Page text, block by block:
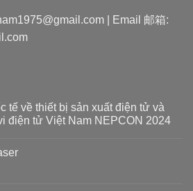
| Email 邮箱:
tế về thiết bị sản xuất điện tử và
điện tử Việt Nam NEPCON 2024